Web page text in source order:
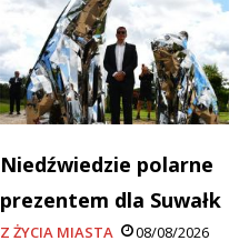
Niedźwiedzie polarne
prezentem dla Suwałk
Z ŻYCIA MIASTA 08/08/2026